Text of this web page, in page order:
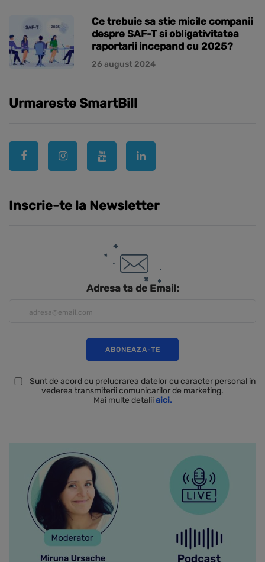
Ce trebuie sa stie micile companii
despre SAF-T si obligativitatea
raportarii incepand cu 2025?
26 august 2024
Urmareste SmartBill
Inscrie-te la Newsletter
Adresa ta de Email:
Sunt de acord cu prelucrarea datelor cu caracter personal in
vederea transmiterii comunicarilor de marketing.
Mai multe detaliiaici.